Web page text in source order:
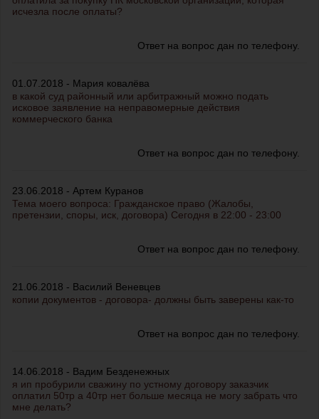
исчезла после оплаты?
Ответ на вопрос дан по телефону.
01.07.2018 - Мария ковалёва
в какой суд районный или арбитражный можно подать
исковое заявление на неправомерные действия
коммерческого банка
Ответ на вопрос дан по телефону.
23.06.2018 - Артем Куранов
Тема моего вопроса: Гражданское право (Жалобы,
претензии, споры, иск, договора) Сегодня в 22:00 - 23:00
Ответ на вопрос дан по телефону.
21.06.2018 - Василий Веневцев
копии документов - договора- должны быть заверены как-то
Ответ на вопрос дан по телефону.
14.06.2018 - Вадим Безденежных
я ип пробурили сважину по устному договору заказчик
оплатил 50тр а 40тр нет больше месяца не могу забрать что
мне делать?